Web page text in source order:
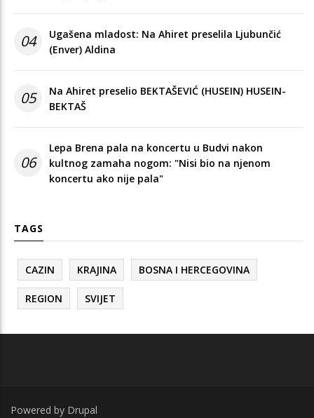
04
Ugašena mladost: Na Ahiret preselila Ljubunčić
(Enver) Aldina
05
Na Ahiret preselio BEKTAŠEVIĆ (HUSEIN) HUSEIN-
BEKTAŠ
06
Lepa Brena pala na koncertu u Budvi nakon
kultnog zamaha nogom: "Nisi bio na njenom
koncertu ako nije pala"
TAGS
CAZIN KRAJINA BOSNA I HERCEGOVINA
REGION SVIJET
Powered by Drupal